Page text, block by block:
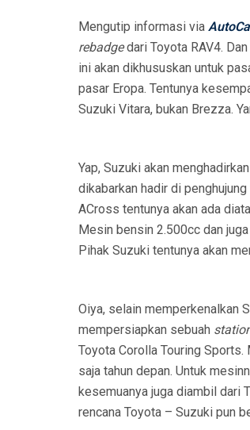
Mengutip informasi via
rebadgedari Toyota RAV4.
ini akan dikhususkan untuk
pasar Eropa. Tentunya
Suzuki Vitara, bukan Brezza.
Yap, Suzuki akan
dikabarkan hadir di
ACross tentunya akan ada
Mesin bensin 2.500cc dan
Pihak Suzuki tentunya akan
Oiya, selain memperkenalkan
mempersiapkan sebuah
Toyota Corolla Touring
saja tahun depan. Untuk
kesemuanya juga diambil dari
rencana Toyota – Suzuki pun